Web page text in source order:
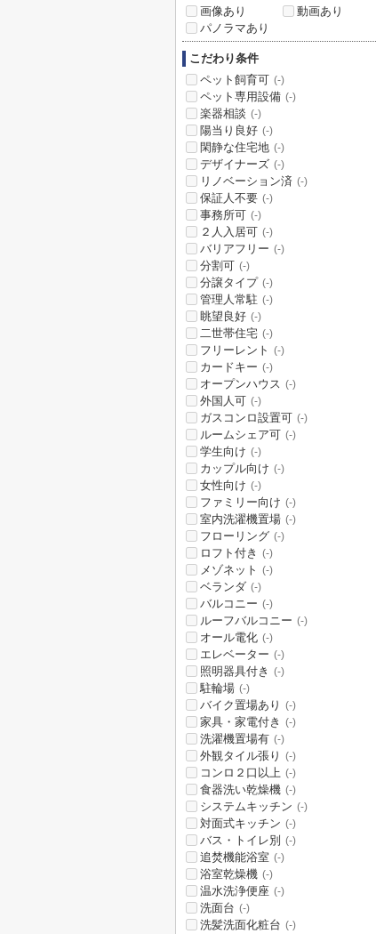
画像あり
動画あり
パノラマあり
こだわり条件
ペット飼育可 (-)
ペット専用設備 (-)
楽器相談 (-)
陽当り良好 (-)
閑静な住宅地 (-)
デザイナーズ (-)
リノベーション済 (-)
保証人不要 (-)
事務所可 (-)
２人入居可 (-)
バリアフリー (-)
分割可 (-)
分譲タイプ (-)
管理人常駐 (-)
眺望良好 (-)
二世帯住宅 (-)
フリーレント (-)
カードキー (-)
オープンハウス (-)
外国人可 (-)
ガスコンロ設置可 (-)
ルームシェア可 (-)
学生向け (-)
カップル向け (-)
女性向け (-)
ファミリー向け (-)
室内洗濯機置場 (-)
フローリング (-)
ロフト付き (-)
メゾネット (-)
ベランダ (-)
バルコニー (-)
ルーフバルコニー (-)
オール電化 (-)
エレベーター (-)
照明器具付き (-)
駐輪場 (-)
バイク置場あり (-)
家具・家電付き (-)
洗濯機置場有 (-)
外観タイル張り (-)
コンロ２口以上 (-)
食器洗い乾燥機 (-)
システムキッチン (-)
対面式キッチン (-)
バス・トイレ別 (-)
追焚機能浴室 (-)
浴室乾燥機 (-)
温水洗浄便座 (-)
洗面台 (-)
洗髪洗面化粧台 (-)